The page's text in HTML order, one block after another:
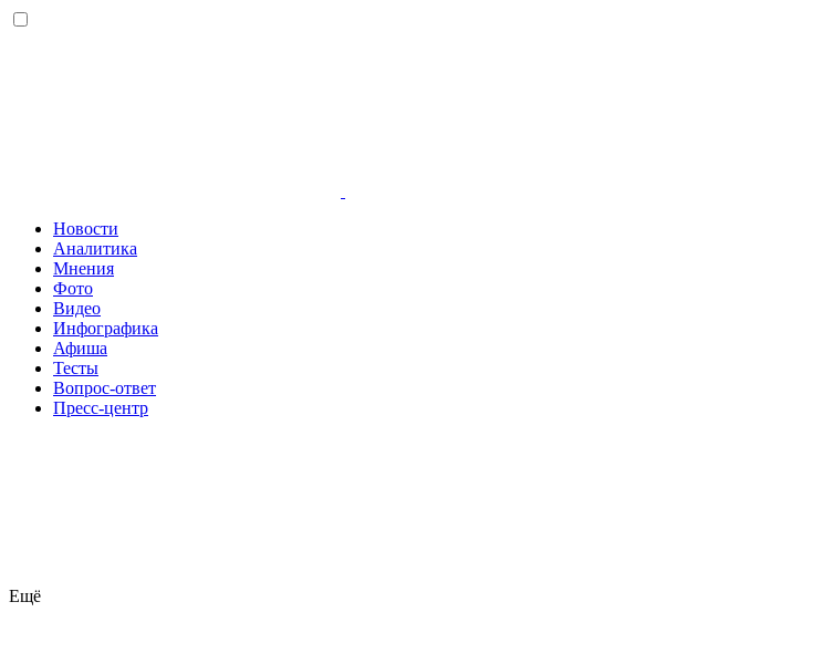
Новости
Аналитика
Мнения
Фото
Видео
Инфографика
Афиша
Тесты
Вопрос-ответ
Пресс-центр
Ещё